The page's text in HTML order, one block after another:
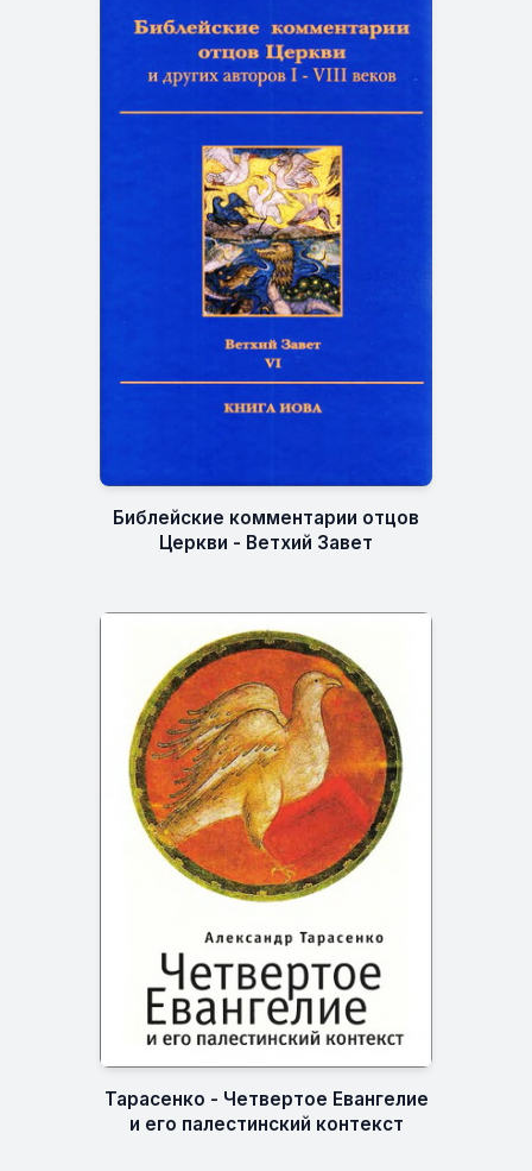
Библейские комментарии отцов
Церкви - Ветхий Завет
Тарасенко - Четвертое Евангелие
и его палестинский контекст